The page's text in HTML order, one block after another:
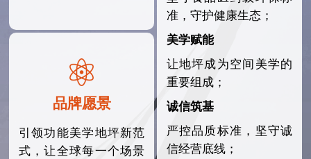
品牌愿景
引领功能美学地坪新范
式，让全球每一个场景
准，守护健康生态；
美学赋能
让地坪成为空间美学的
重要组成；
诚信筑基
严控品质标准，坚守诚
信经营底线；